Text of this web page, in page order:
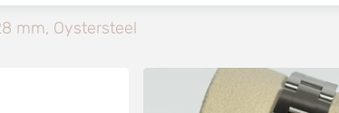
mm, Oystersteel